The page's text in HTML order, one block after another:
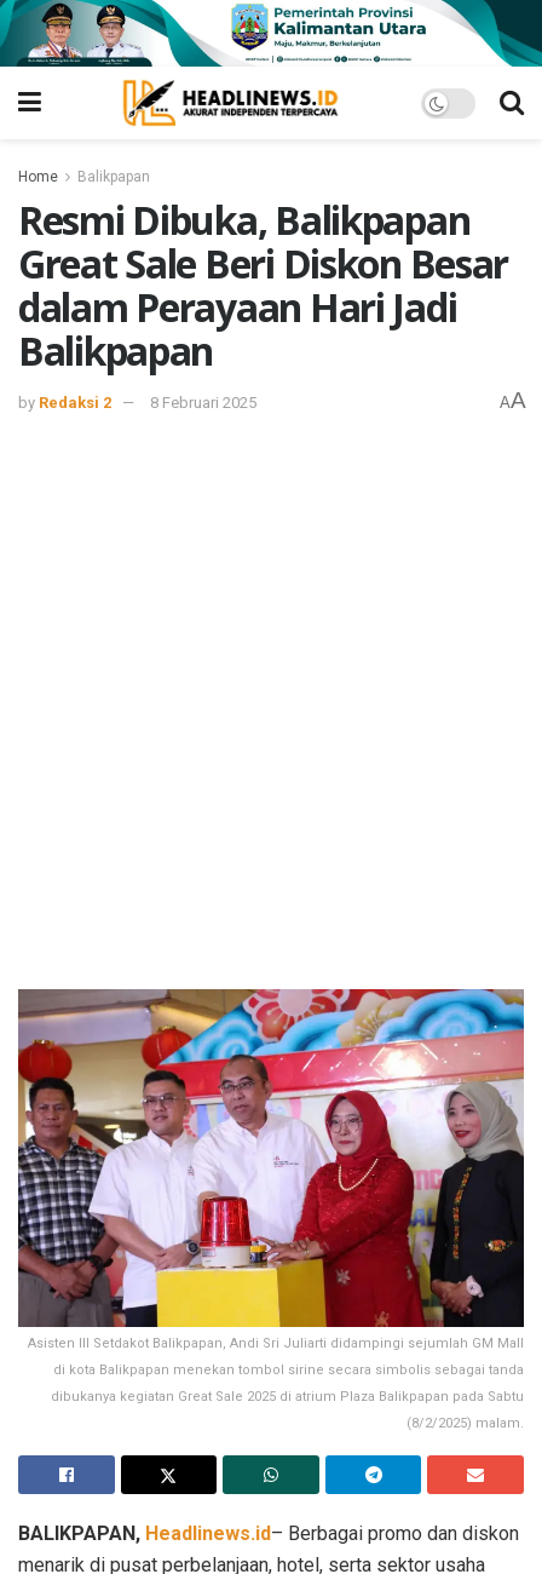
Home Balikpapan
Resmi Dibuka, Balikpapan
Great Sale Beri Diskon Besar
dalam Perayaan Hari Jadi
Balikpapan
by Redaksi 2 8 Februari 2025 AA
Asisten III Setdakot Balikpapan, Andi Sri Juliarti didampingi sejumlah GM Mall
di kota Balikpapan menekan tombol sirine secara simbolis sebagai tanda
dibukanya kegiatan Great Sale 2025 di atrium Plaza Balikpapan pada Sabtu
(8/2/2025) malam.
BALIKPAPAN, Headlinews.id– Berbagai promo dan diskon
menarik di pusat perbelanjaan, hotel, serta sektor usaha